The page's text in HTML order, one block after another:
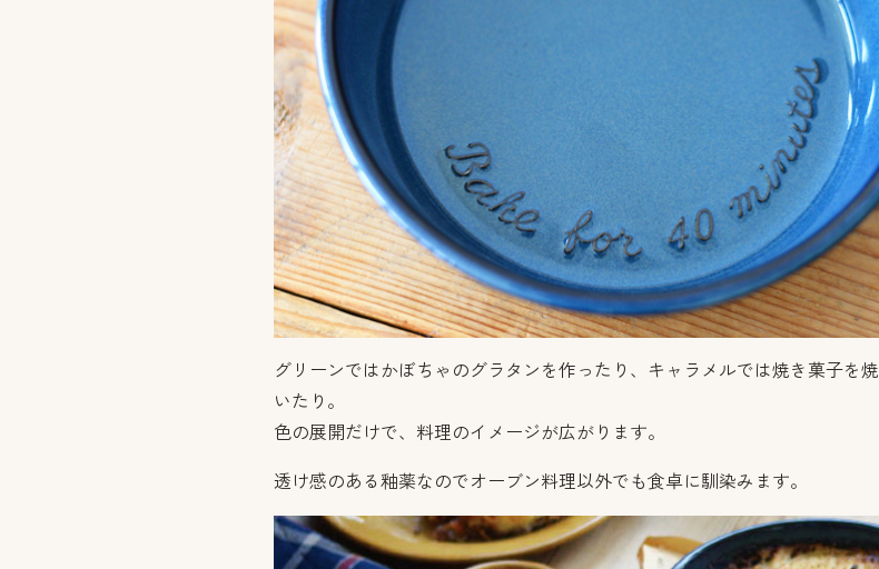
グリーンではかぼちゃのグラタンを作ったり、キャラメルでは焼き菓子を焼
いたり。
色の展開だけで、料理のイメージが広がります。
透け感のある釉薬なのでオーブン料理以外でも食卓に馴染みます。